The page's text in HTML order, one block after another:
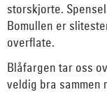
storskjorte.
Bomullen er
overflate.
Blåfargen tar oss
veldig bra sammen